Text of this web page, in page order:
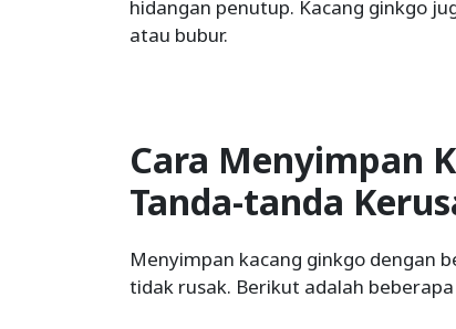
hidangan penutup. Kacang ginkgo
atau bubur.
Cara Menyimpan
Tanda-tanda
Menyimpan kacang ginkgo dengan
tidak rusak. Berikut adalah